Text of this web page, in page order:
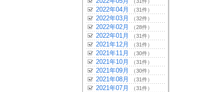
2022年04月 （31件）
2022年03月 （32件）
2022年02月 （28件）
2022年01月 （31件）
2021年12月 （31件）
2021年11月 （30件）
2021年10月 （31件）
2021年09月 （30件）
2021年08月 （31件）
2021年07月 （31件）